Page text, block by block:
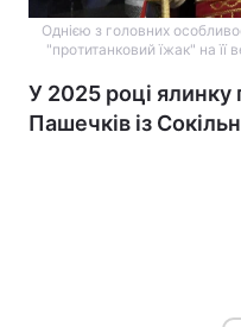
Однією з головних
"протитанковий їжак" на її
У 2025 році ялинку
Пашечків із